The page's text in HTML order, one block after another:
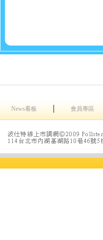
News看板 會員專區